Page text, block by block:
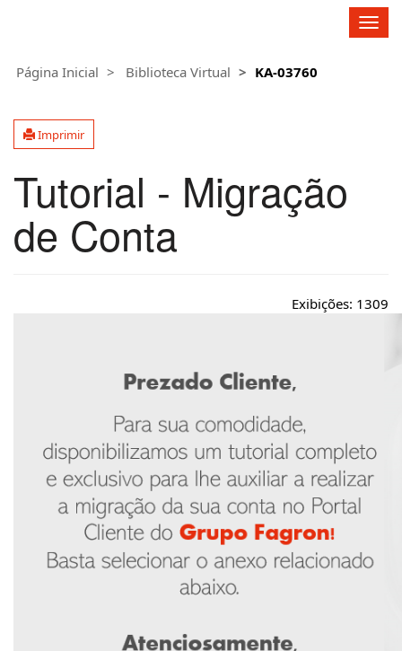
A
l
ã
Página Inicial Biblioteca Virtual KA-03760
Imprimir
Tutorial - Migração
de Conta
Exibições: 1309